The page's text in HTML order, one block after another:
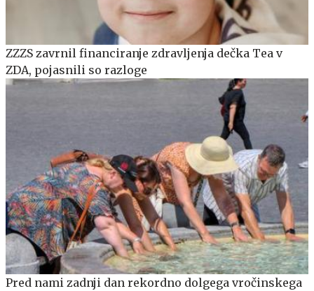
ZZZS zavrnil financiranje zdravljenja dečka Tea v
ZDA, pojasnili so razloge
Pred nami zadnji dan rekordno dolgega vročinskega